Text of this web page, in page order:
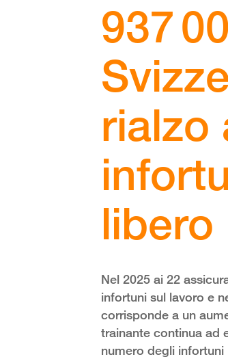
937
rialzo
libero
Nel 2025 ai 22
infortuni sul lavoro e
corrisponde a un
trainante continua ad
numero degli